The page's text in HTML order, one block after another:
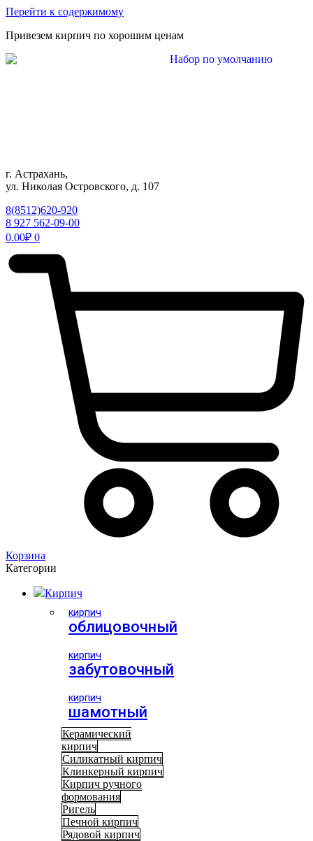
Перейти к содержимому
Привезем кирпич по хорошим ценам
г. Астрахань,
ул. Николая Островского, д. 107
8(8512)620-920
8 927 562-09-00
0.00₽ 0
Корзина
Категории
Кирпич
кирпич
облицовочный
кирпич
забутовочный
кирпич
шамотный
Керамический
кирпич
Силикатный кирпич
Клинкерный кирпич
Кирпич ручного
формования
Ригель
Печной кирпич
Рядовой кирпич